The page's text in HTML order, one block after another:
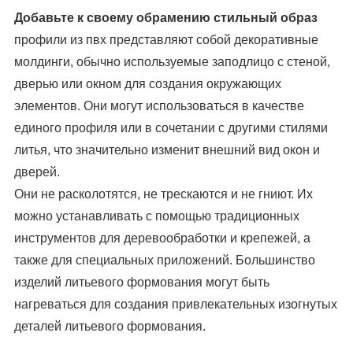
Добавьте к своему обрамению стильный образ
профили из пвх представляют собой декоративные
молдинги, обычно используемые заподлицо с стеной,
дверью или окном для создания окружающих
элементов. Они могут использоваться в качестве
единого профиля или в сочетании с другими стилями
литья, что значительно изменит внешний вид окон и
дверей.
Они не расколотятся, не трескаются и не гниют. Их
можно устанавливать с помощью традиционных
инструментов для деревообработки и крепежей, а
также для специальных приложений. Большинство
изделий литьевого формования могут быть
нагреваться для создания привлекательных изогнутых
деталей литьевого формования.